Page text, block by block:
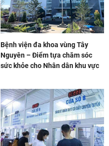
Bệnh viện đa khoa vùng Tây
Nguyên – Điểm tựa chăm sóc
sức khỏe cho Nhân dân khu vực